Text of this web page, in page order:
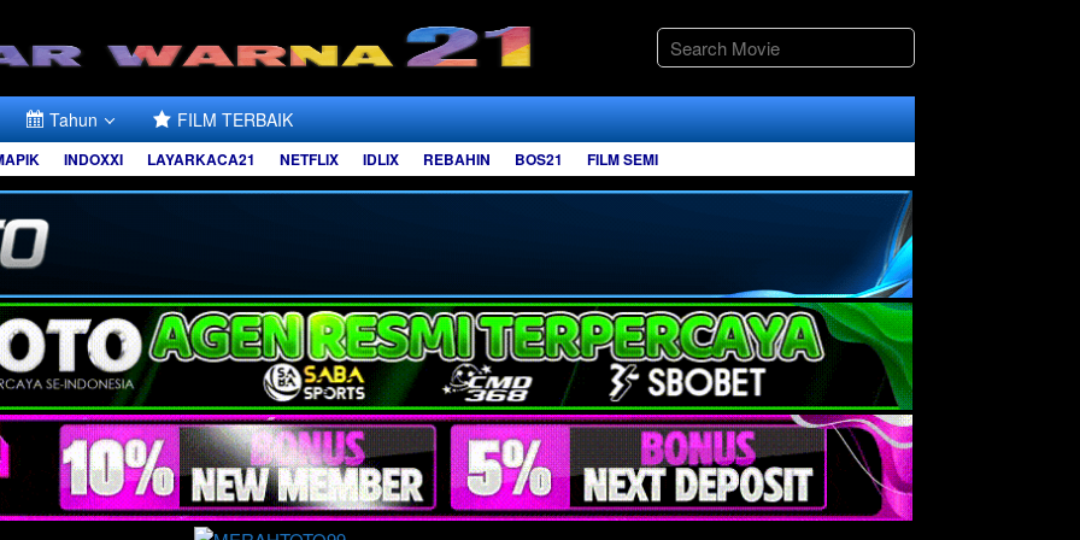
Tahun FILM TERBAIK
INDOXXI LAYARKACA21 NETFLIX IDLIX REBAHIN BOS21 FILM SEMI